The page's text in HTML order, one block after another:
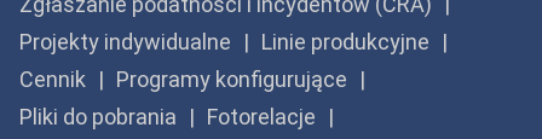
Projekty indywidualne
Linie produkcyjne
Cennik
Programy konfigurujące
Pliki do pobrania
Fotorelacje